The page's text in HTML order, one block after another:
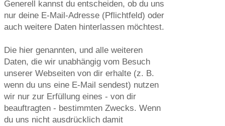
Generell kannst du entscheiden, ob du uns
nur deine E-Mail-Adresse (Pflichtfeld) oder
auch weitere Daten hinterlassen möchtest.
Die hier genannten, und alle weiteren
Daten, die wir unabhängig vom Besuch
unserer Webseiten von dir erhalte (z. B.
wenn du uns eine E-Mail sendest) nutzen
wir nur zur Erfüllung eines - von dir
beauftragten - bestimmten Zwecks. Wenn
du uns nicht ausdrücklich damit